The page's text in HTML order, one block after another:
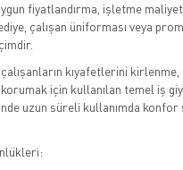
fiyatlandırma, işletme
çalışan üniforması veya
kıyafetlerini kirlenme,
için kullanılan temel iş
uzun süreli kullanımda konfor